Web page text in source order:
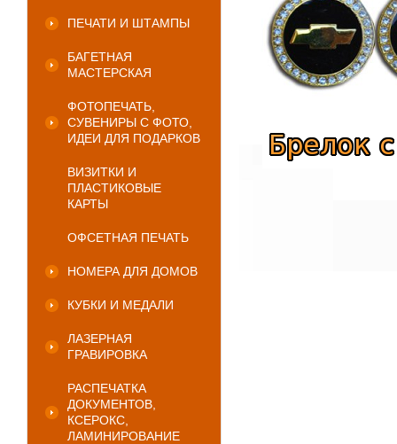
ПЕЧАТИ И ШТАМПЫ
БАГЕТНАЯ
МАСТЕРСКАЯ
ФОТОПЕЧАТЬ,
СУВЕНИРЫ С ФОТО,
ИДЕИ ДЛЯ ПОДАРКОВ
ВИЗИТКИ И
ПЛАСТИКОВЫЕ
КАРТЫ
ОФСЕТНАЯ ПЕЧАТЬ
НОМЕРА ДЛЯ ДОМОВ
КУБКИ И МЕДАЛИ
ЛАЗЕРНАЯ
ГРАВИРОВКА
РАСПЕЧАТКА
ДОКУМЕНТОВ,
КСЕРОКС,
ЛАМИНИРОВАНИЕ